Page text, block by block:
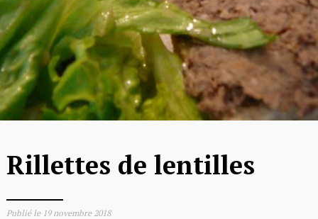
Rillettes de lentilles
Publié le 19 novembre 2018